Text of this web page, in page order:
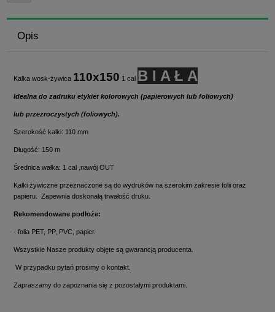
Opis
Kalka wosk-żywica 110x150 1 cal B I A Ł A
Idealna do zadruku etykiet kolorowych (papierowych lub foliowych)
lub przezroczystych (foliowych).
Szerokość kalki: 110 mm
Długość: 150 m
Średnica wałka: 1 cal ,nawój OUT
Kalki żywiczne przeznaczone są do wydruków na szerokim zakresie folii oraz
papieru. Zapewnia doskonałą trwałość druku.
Rekomendowane podłoże:
- folia PET, PP, PVC, papier.
Wszystkie Nasze produkty objęte są gwarancją producenta.
W przypadku pytań prosimy o kontakt.
Zapraszamy do zapoznania się z pozostałymi produktami.